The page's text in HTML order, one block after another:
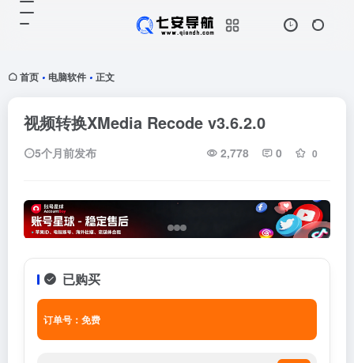
首页 • 电脑软件 • 正文
视频转换XMedia Recode v3.6.2.0
5个月前发布 2,778 0 0
已购买
订单号：免费